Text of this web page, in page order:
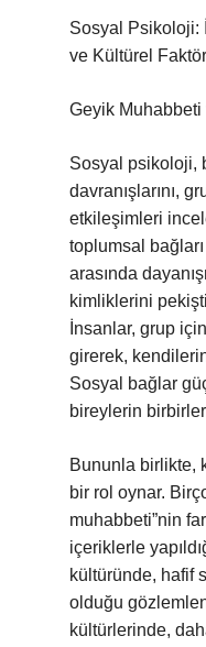
Sosyal Psikoloji:
ve Kültürel
Geyik
Sosyal psikoloji,
davranışlarını,
etkileşimleri
toplumsal
arasında
kimliklerini
İnsanlar, grup
girerek,
Sosyal bağlar
bireylerin
Bununla birlikte,
bir rol oynar.
muhabbeti”nin
içeriklerle
kültüründe, hafif
olduğu
kültürlerinde,